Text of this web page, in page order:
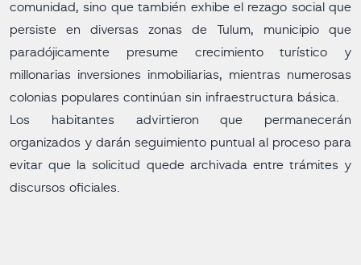
comunidad, sino que también exhibe el rezago social que
persiste en diversas zonas de Tulum, municipio que
paradójicamente presume crecimiento turístico y
millonarias inversiones inmobiliarias, mientras numerosas
colonias populares continúan sin infraestructura básica.
Los habitantes advirtieron que permanecerán
organizados y darán seguimiento puntual al proceso para
evitar que la solicitud quede archivada entre trámites y
discursos oficiales.